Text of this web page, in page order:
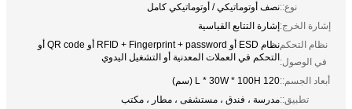
نوع::نصف أوتوماتيكي / أوتوماتيكي كامل
إشارة الخرج:إشارة التتابع القياسية
نظام التحكم
في الوصول:
نظام ESD أو RFID + Fingerprint + password أو QR code أو
التحكم في العملات المعدنية أو التشغيل اليدوي
أبعاد الجسم::120 L * 30W * 100H (سم)
تطبيق::مدرسة ، فندق ، مستشفى ، مطار ، مكتب